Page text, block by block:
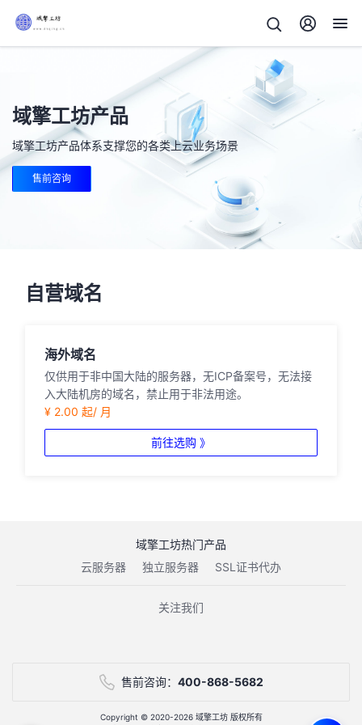
域擎工坊产品
域擎工坊产品体系支撑您的各类上云业务场景
售前咨询
自营域名
海外域名
仅供用于非中国大陆的服务器，无ICP备案号，无法接
入大陆机房的域名，禁止用于非法用途。
¥ 2.00 起/ 月
前往选购 》
域擎工坊热门产品
云服务器
独立服务器 SSL证书代办
关注我们
售前咨询： 400-868-5682
Copyright © 2020-2026 域擎工坊 版权所有